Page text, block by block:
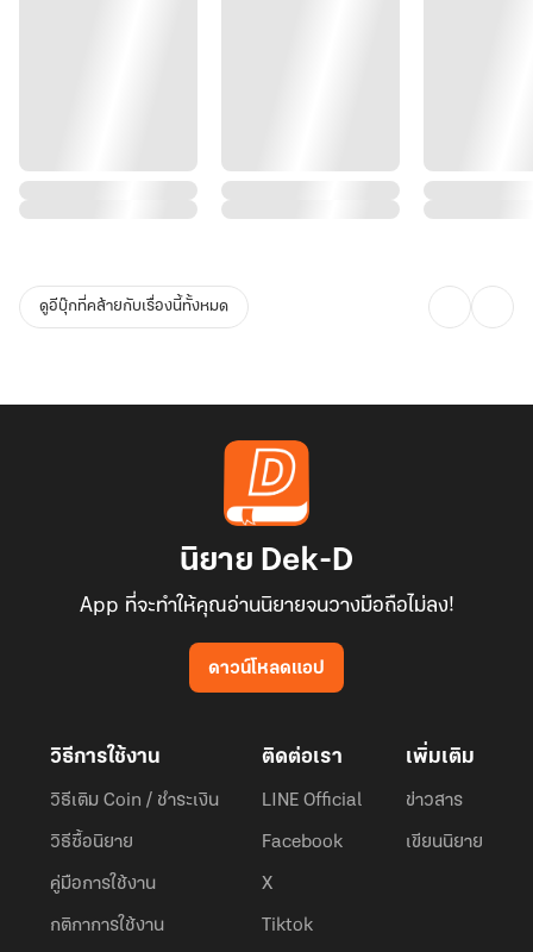
ดูอีบุ๊กที่คล้ายกับเรื่องนี้ทั้งหมด
นิยาย Dek-D
App ที่จะทำให้คุณอ่านนิยายจนวางมือถือไม่ลง!
ดาวน์โหลดแอป
วิธีการใช้งาน
วิธีเติม Coin / ชำระเงิน
วิธีซื้อนิยาย
คู่มือการใช้งาน
กติกาการใช้งาน
ติดต่อเรา
LINE Official
Facebook
X
Tiktok
เพิ่มเติม
ข่าวสาร
เขียนนิยาย